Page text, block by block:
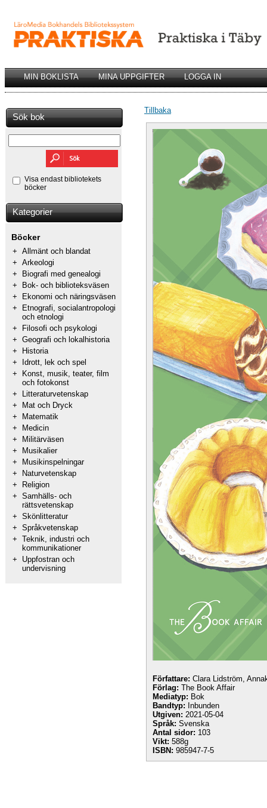
MIN BOKLISTA MINA UPPGIFTER LOGGA IN
Sök bok
Visa endast bibliotekets
böcker
Kategorier
Böcker
+ Allmänt och blandat
+ Arkeologi
+
Biografi med genealogi
+
Bok- och biblioteksväsen
+
Ekonomi och näringsväsen
+
Etnografi, socialantropologi
och etnologi
+
Filosofi och psykologi
+ Geografi och lokalhistoria
+
Historia
+
Idrott, lek och spel
+
Konst, musik, teater, film
och fotokonst
+
Litteraturvetenskap
+
Mat och Dryck
+
Matematik
+
Medicin
+
Militärväsen
+
Musikalier
+
Musikinspelningar
+
Naturvetenskap
+
Religion
+ Samhälls- och
rättsvetenskap
+ Skönlitteratur
+ Språkvetenskap
+ Teknik, industri och
kommunikationer
+
Uppfostran och
undervisning
Tillbaka
Författare: Clara Lidström,
Förlag: The Book Affair
Mediatyp: Bok
Bandtyp: Inbunden
Utgiven: 2021-05-04
Språk: Svenska
Antal sidor: 103
Vikt: 588g
ISBN: 985947-7-5